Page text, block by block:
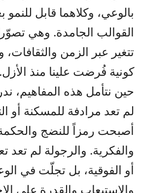
بالوعي، وكلاهما قابل للنمو
القوالب الجامدة. وهي
تتغير عبر الزمن
كونية فُرضت علينا منذ الأزل.
حين نتأمل هذه المفاهيم،
لم تعد مرادفة للمسكنة أو
أصبحت رمزاً للنضج
والفكرية. والرجولة لم تعد
أو الفوقية، بل تجلّت في
والاستيعاب والقدرة على